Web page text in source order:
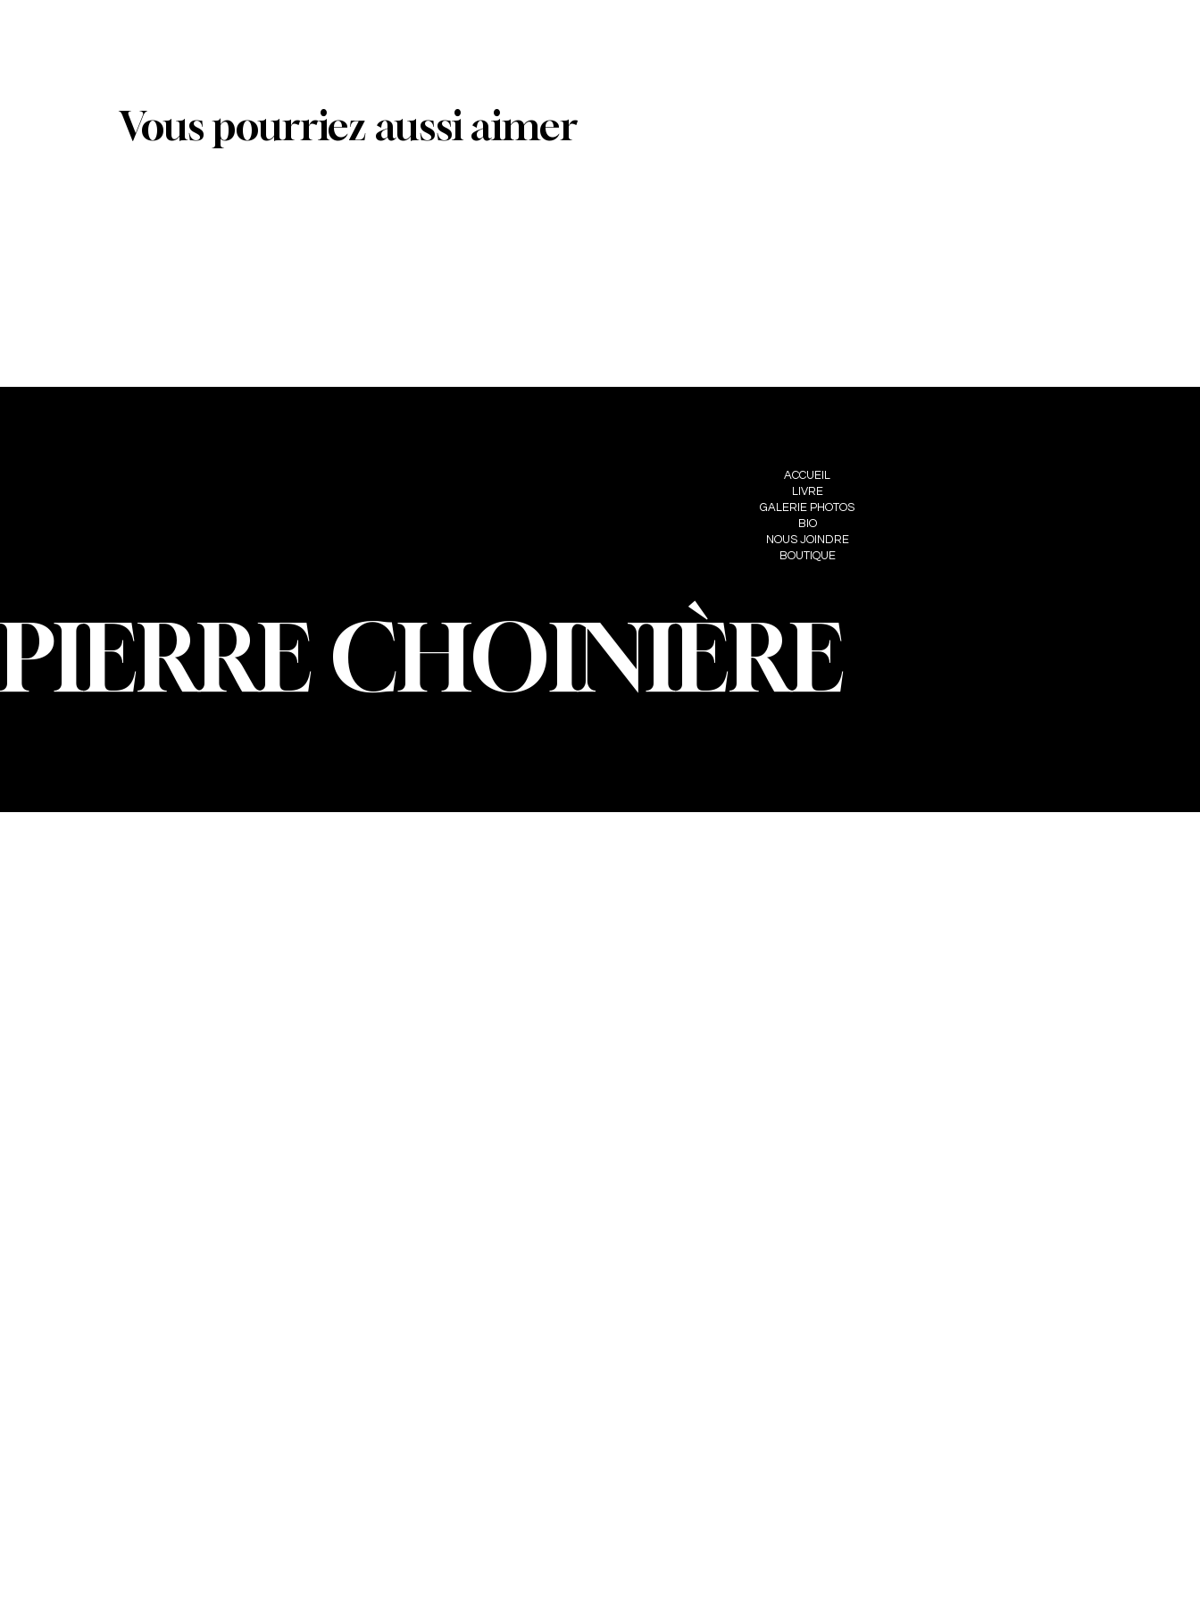
Vous pourriez aussi aimer
ACCUEIL
LIVRE
GALERIE PHOTOS
BIO
NOUS JOINDRE
BOUTIQUE
PIERRE CHOINIÈRE